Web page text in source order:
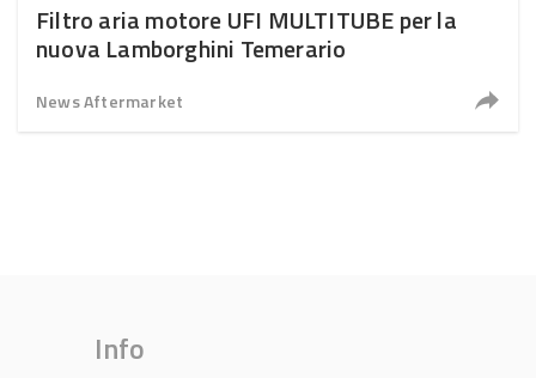
Filtro aria motore UFI MULTITUBE per la
nuova Lamborghini Temerario
News Aftermarket
Info